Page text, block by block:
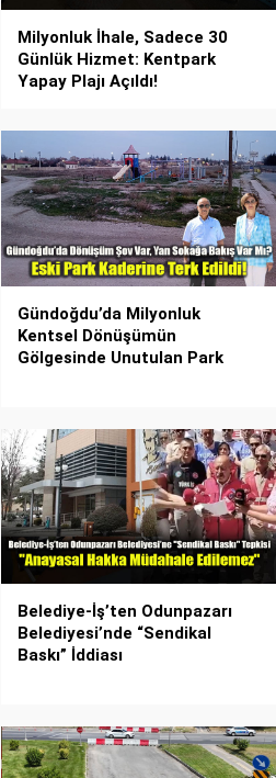
Milyonluk İhale, Sadece 30
Günlük Hizmet: Kentpark
Yapay Plajı Açıldı!
Gündoğdu’da Milyonluk
Kentsel Dönüşümün
Gölgesinde Unutulan Park
Belediye-İş’ten Odunpazarı
Belediyesi’nde “Sendikal
Baskı” İddiası